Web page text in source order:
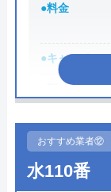
時間の目安
総合メン
●料金
●キャンペー
●駆けつけ時
●定休日
●出張見積もり
おすすめ業者⑫
水110番